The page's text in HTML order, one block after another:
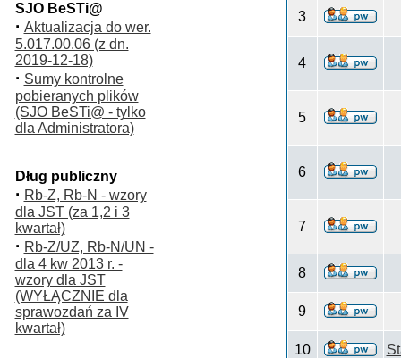
SJO BeSTi@
· Aktualizacja do wer.
5.017.00.06 (z dn.
2019-12-18)
· Sumy kontrolne
pobieranych plików
(SJO BeSTi@ - tylko
dla Administratora)
Dług publiczny
· Rb-Z, Rb-N - wzory
dla JST (za 1,2 i 3
kwartał)
· Rb-Z/UZ, Rb-N/UN -
dla 4 kw 2013 r. -
wzory dla JST
(WYŁĄCZNIE dla
sprawozdań za IV
kwartał)
3
4
5
6
7
8
9
10